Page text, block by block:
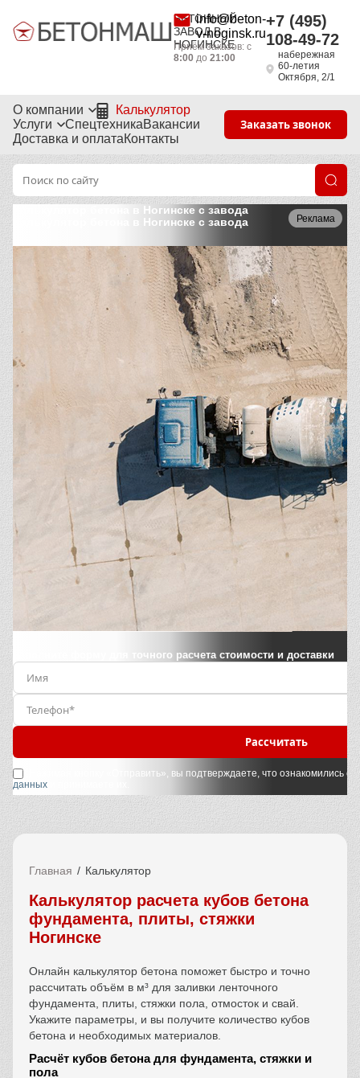
БЕТОННЫЙ
ЗАВОД В
НОГИНСКЕ
info@beton-
v-noginsk.ru
Приём заказов: с
8:00 до21:00
+7 (495)
108-49-72
набережная
60-летия
Октября, 2/1
О компании
Калькулятор
Услуги
СпецтехникаВакансии
Доставка и оплатаКонтакты
Заказать звонок
Реклама
Калькулятор бетона в Ногинске с завода
Калькулятор бетона в Ногинске с завода
Заполните форму для точного расчета стоимости и доставки
Рассчитать
Нажимая кнопку «Отправить», вы подтверждаете, что ознакомились с
данных
Главная Калькулятор
Калькулятор расчета кубов бетона
фундамента, плиты, стяжки
Ногинске
Онлайн калькулятор бетона поможет быстро и точно
рассчитать объём в м³ для заливки ленточного
фундамента, плиты, стяжки пола, отмосток и свай.
Укажите параметры, и вы получите количество кубов
бетона и необходимых материалов.
Расчёт кубов бетона для фундамента, стяжки и
пола